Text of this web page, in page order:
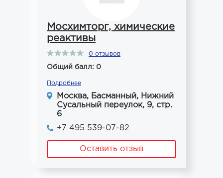
Мосхимторг, химические
реактивы
0 отзывов
Общий балл: 0
Подробнее
Москва, Басманный, Нижний
Сусальный переулок, 9, стр.
6
+7 495 539-07-82
Оставить отзыв